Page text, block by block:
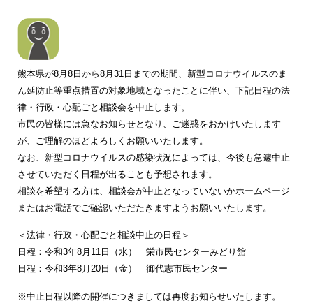
熊本県が8月8日から8月31日までの期間、新型コロナウイルスのま
ん延防止等重点措置の対象地域となったことに伴い、下記日程の法
律・行政・心配ごと相談会を中止します。
市民の皆様には急なお知らせとなり、ご迷惑をおかけいたします
が、ご理解のほどよろしくお願いいたします。
なお、新型コロナウイルスの感染状況によっては、今後も急遽中止
させていただく日程が出ることも予想されます。
相談を希望する方は、相談会が中止となっていないかホームページ
またはお電話でご確認いただたきますようお願いいたします。
＜法律・行政・心配ごと相談中止の日程＞
日程：令和3年8月11日（水） 栄市民センターみどり館
日程：令和3年8月20日（金） 御代志市民センター
※中止日程以降の開催につきましては再度お知らせいたします。